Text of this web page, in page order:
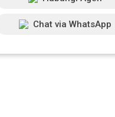
Chat via WhatsApp